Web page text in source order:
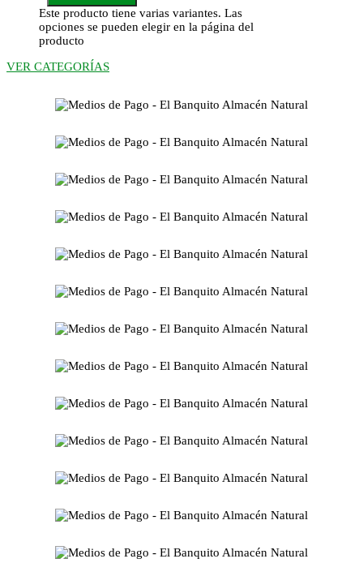
Este producto tiene varias variantes. Las
opciones se pueden elegir en la página del
producto
VER CATEGORÍAS